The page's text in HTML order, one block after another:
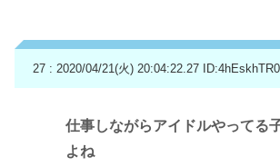
27 : 2020/04/21(火) 20:04:22.27 ID:4hEskhTR0
仕事しながらアイドルやってる
よね